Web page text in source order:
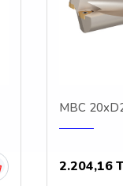
MBC
2.204,16